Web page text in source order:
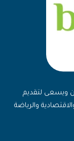
ويسعى لتقديم
والرياضة